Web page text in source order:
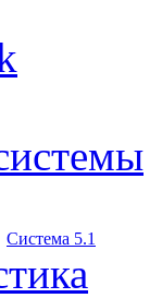
Система 5.1